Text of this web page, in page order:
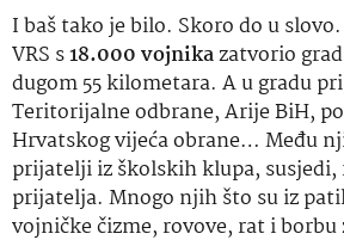
I baš tako je bilo. Skoro do u
VRS s18.000 vojnikazatvorio
dugom 55 kilometara. A u gradu
Teritorijalne odbrane, Arije BiH,
Hrvatskog vijeća obrane… Među
prijatelji iz školskih klupa,
prijatelja. Mnogo njih što su iz
vojničke čizme, rovove, rat i borbu